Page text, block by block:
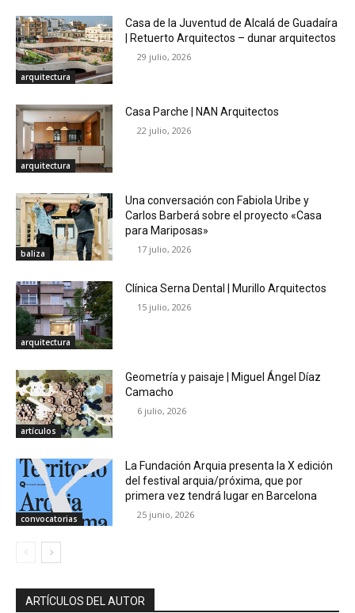
arquitectura
Casa de la Juventud de Alcalá de Guadaíra
| Retuerto Arquitectos – dunar arquitectos
29 julio, 2026
arquitectura
Casa Parche | NAN Arquitectos
22 julio, 2026
baliza
Una conversación con Fabiola Uribe y
Carlos Barberá sobre el proyecto «Casa
para Mariposas»
17 julio, 2026
arquitectura
Clínica Serna Dental | Murillo Arquitectos
15 julio, 2026
artículos
Geometría y paisaje | Miguel Ángel Díaz
Camacho
6 julio, 2026
convocatorias
La Fundación Arquia presenta la X edición
del festival arquia/próxima, que por
primera vez tendrá lugar en Barcelona
25 junio, 2026
ARTÍCULOS DEL AUTOR